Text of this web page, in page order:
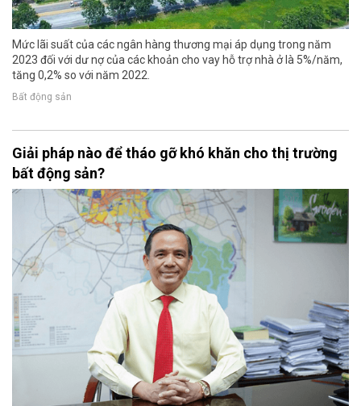
Mức lãi suất của các ngân hàng thương mại áp dụng trong năm
2023 đối với dư nợ của các khoản cho vay hỗ trợ nhà ở là 5%/năm,
tăng 0,2% so với năm 2022.
Bất động sản
Giải pháp nào để tháo gỡ khó khăn cho thị trường
bất động sản?